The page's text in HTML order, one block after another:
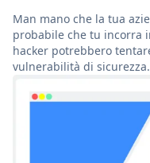
Man mano che la tua
probabile che tu incorra
hacker potrebbero
vulnerabilità di sicurezza.